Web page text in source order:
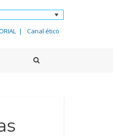
Canal ético